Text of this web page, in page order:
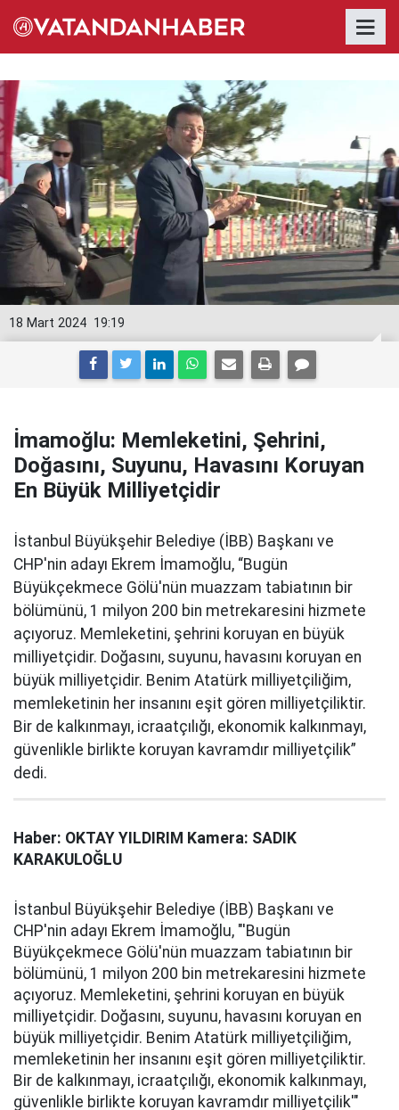
19:19
18 Mart 2024
İmamoğlu: Memleketini, Şehrini,
Doğasını, Suyunu, Havasını Koruyan
En Büyük Milliyetçidir
İstanbul Büyükşehir Belediye (İBB) Başkanı ve
CHP'nin adayı Ekrem İmamoğlu, “Bugün
Büyükçekmece Gölü'nün muazzam tabiatının bir
bölümünü, 1 milyon 200 bin metrekaresini hizmete
açıyoruz. Memleketini, şehrini koruyan en büyük
milliyetçidir. Doğasını, suyunu, havasını koruyan en
büyük milliyetçidir. Benim Atatürk milliyetçiliğim,
memleketinin her insanını eşit gören milliyetçiliktir.
Bir de kalkınmayı, icraatçılığı, ekonomik kalkınmayı,
güvenlikle birlikte koruyan kavramdır milliyetçilik”
dedi.
Haber: OKTAY YILDIRIM Kamera: SADIK
KARAKULOĞLU
İstanbul Büyükşehir Belediye (İBB) Başkanı ve
CHP'nin adayı Ekrem İmamoğlu, "'Bugün
Büyükçekmece Gölü'nün muazzam tabiatının bir
bölümünü, 1 milyon 200 bin metrekaresini hizmete
açıyoruz. Memleketini, şehrini koruyan en büyük
milliyetçidir. Doğasını, suyunu, havasını koruyan en
büyük milliyetçidir. Benim Atatürk milliyetçiliğim,
memleketinin her insanını eşit gören milliyetçiliktir.
Bir de kalkınmayı, icraatçılığı, ekonomik kalkınmayı,
güvenlikle birlikte koruyan kavramdır milliyetçilik'"